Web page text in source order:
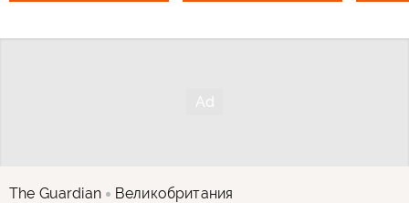
The Guardian Великобритания